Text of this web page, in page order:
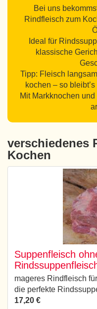
Bei uns
Rindfleisch zum
Ideal für
klassische
Tipp: Fleisch
kochen – so
Mit Markknochen
verschiedenes
Kochen
Suppenfleisch
mageres Rindfleisch
die perfekte
17,20 €